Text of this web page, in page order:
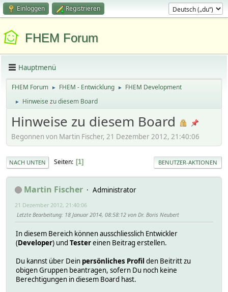
Einloggen Registrieren
FHEM Forum
Hauptmenü
FHEM Forum ► FHEM - Entwicklung ► FHEM Development
► Hinweise zu diesem Board
Hinweise zu diesem Board
Begonnen von Martin Fischer, 21 Dezember 2012, 21:40:06
NACH UNTEN Seiten 1 BENUTZER-AKTIONEN
Martin Fischer Administrator
21 Dezember 2012, 21:40:06
Letzte Bearbeitung: 18 Januar 2014, 08:58:12 von Dr. Boris Neubert
In diesem Bereich können ausschliesslich Entwickler
(Developer) und Testereinen Beitrag erstellen.
Du kannst über Dein persönliches Profil den Beitritt zu
obigen Gruppen beantragen, sofern Du noch keine
Berechtigungen in diesem Board hast.